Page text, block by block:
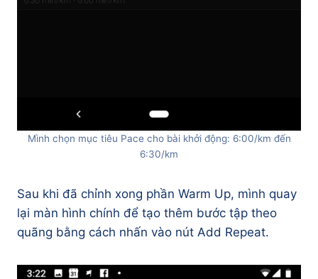
Mình chọn mục tiêu Pace cho bài khởi động: 6:00/km đến
6:30/km
Sau khi đã chỉnh xong phần Warm Up, mình quay
lại màn hình chính để tạo thêm bước tập theo
quãng bằng cách nhấn vào nút Add Repeat.